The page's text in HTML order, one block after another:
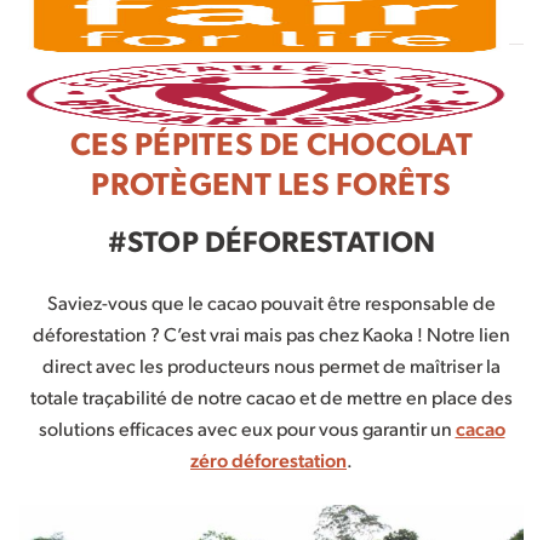
CES PÉPITES DE CHOCOLAT
PROTÈGENT LES FORÊTS
#STOP DÉFORESTATION
Saviez-vous que le cacao pouvait être responsable de
déforestation ? C’est vrai mais pas chez Kaoka ! Notre lien
direct avec les producteurs nous permet de maîtriser la
totale traçabilité de notre cacao et de mettre en place des
solutions efficaces avec eux pour vous garantir uncacao
zéro déforestation.